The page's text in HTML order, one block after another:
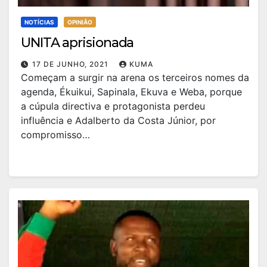
NOTÍCIAS OPINIÃO
UNITA aprisionada
17 DE JUNHO, 2021 KUMA
Começam a surgir na arena os terceiros nomes da
agenda, Ékuikui, Sapinala, Ekuva e Weba, porque
a cúpula directiva e protagonista perdeu
influência e Adalberto da Costa Júnior, por
compromisso…